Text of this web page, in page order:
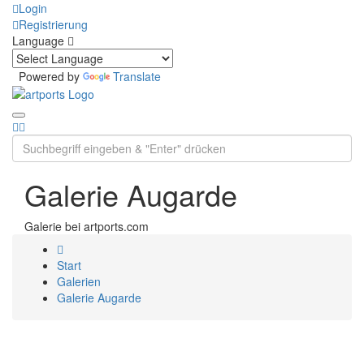
Login
Registrierung
Language
Powered by Translate
Galerie Augarde
Galerie bei artports.com
Start
Galerien
Galerie Augarde